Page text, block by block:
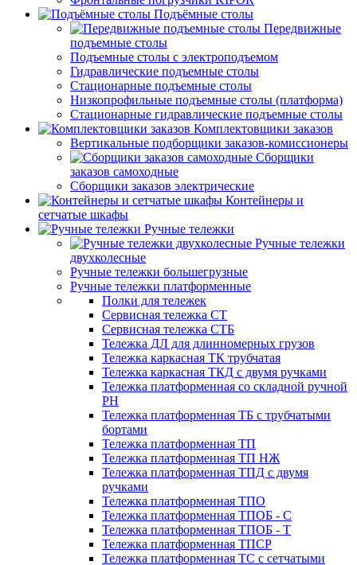
Подъёмные столы
Передвижные
подъемные столы
Подъемные столы с электроподъемом
Гидравлические подъемные столы
Стационарные подъемные столы
Низкопрофильные подъемные столы (платформа)
Стационарные гидравлические подъемные столы
Комплектовщики заказов
Вертикальные подборщики заказов-комиссионеры
Сборщики
заказов самоходные
Сборщики заказов электрические
Контейнеры и
сетчатые шкафы
Ручные тележки
Ручные тележки
двухколесные
Ручные тележки большегрузные
Ручные тележки платформенные
Полки для тележек
Сервисная тележка СТ
Сервисная тележка СТБ
Тележка ДЛ для длинномерных грузов
Тележка каркасная ТК трубчатая
Тележка каркасная ТКД с двумя ручками
Тележка платформенная со складной ручной
PH
Тележка платформенная ТБ с трубчатыми
бортами
Тележка платформенная ТП
Тележка платформенная ТП НЖ
Тележка платформенная ТПД с двумя
ручками
Тележка платформенная ТПО
Тележка платформенная ТПОБ - С
Тележка платформенная ТПОБ - Т
Тележка платформенная ТПСР
Тележка платформенная ТС с сетчатыми